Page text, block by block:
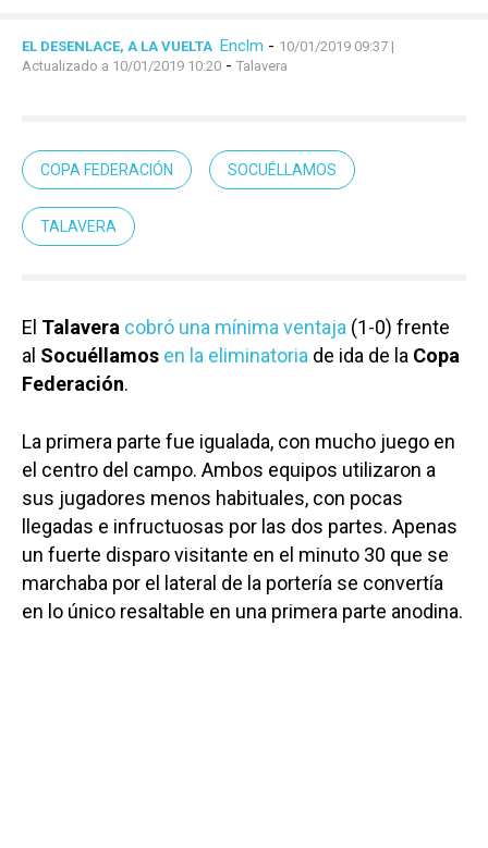
EL DESENLACE, A LA VUELTA Enclm - 10/01/2019 09:37 |
Actualizado a 10/01/2019 10:20 - Talavera
COPA FEDERACIÓN SOCUÉLLAMOS
TALAVERA
El Talavera cobró una mínima ventaja (1-0) frente
al Socuéllamos en la eliminatoria de ida de la Copa
Federación.
La primera parte fue igualada, con mucho juego en
el centro del campo. Ambos equipos utilizaron a
sus jugadores menos habituales, con pocas
llegadas e infructuosas por las dos partes. Apenas
un fuerte disparo visitante en el minuto 30 que se
marchaba por el lateral de la portería se convertía
en lo único resaltable en una primera parte anodina.